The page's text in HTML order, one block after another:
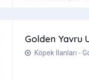
Golden Yavru
Köpek İlanları -